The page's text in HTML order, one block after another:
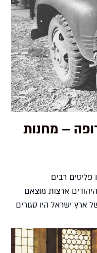
– מחנות
פליטים רבים
ארצות מוצאם
ארץ ישראל היו סגורים
לא נטועים במולדת...